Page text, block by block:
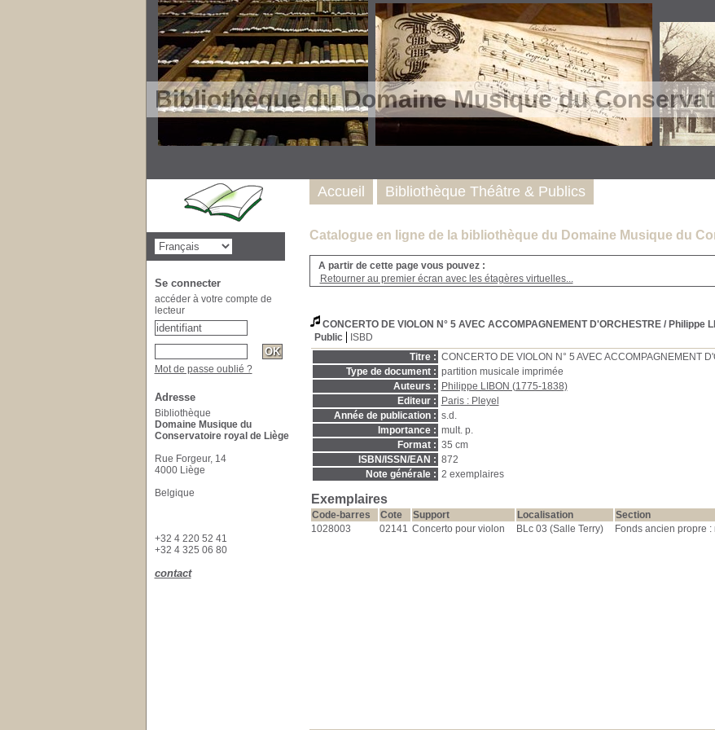
Bibliothèque du Domaine Musique du
Catalogue en ligne de la bibliothèque du Domaine Musique du
A partir de cette page vous pouvez :
Retourner au premier écran avec les étagères virtuelles...
CONCERTO DE VIOLON N° 5 AVEC ACCOMPAGNEMENT D'ORCHESTRE/ Philippe
Public
ISBD
Titre : CONCERTO DE VIOLON N° 5 AVEC ACCOMPAGNEMENT
Type de document : partition musicale imprimée
Auteurs :
Philippe LIBON (1775-1838)
Editeur :
Paris : Pleyel
Année de publication : s.d.
Importance : mult. p.
Format : 35 cm
ISBN/ISSN/EAN : 872
Note générale : 2 exemplaires
Exemplaires
Code-barres Cote Support Localisation Section
1028003
02141 Concerto pour violon BLc 03 (Salle Terry) Fonds ancien propre
Accueil Bibliothèque Théâtre & Publics
Se connecter
accéder à votre compte de
lecteur
Mot de passe oublié ?
Adresse
Bibliothèque
Domaine Musique du
Conservatoire royal de Liège
Rue Forgeur, 14
4000 Liège
Belgique
+32 4 220 52 41
+32 4 325 06 80
contact